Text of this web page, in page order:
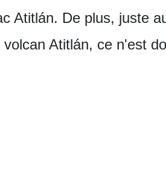
Atitlán. De plus, juste
Atitlán, ce n'est